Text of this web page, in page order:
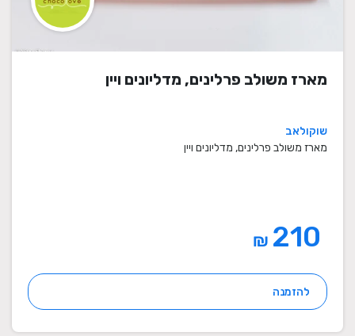
מארז משולב פרלינים, מדליונים ויין
שוקולאב
מארז משולב פרלינים, מדליונים ויין
₪
להזמנה